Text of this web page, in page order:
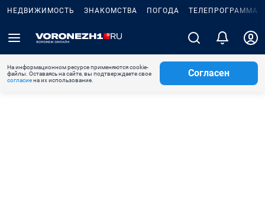
НЕДВИЖИМОСТЬ ЗНАКОМСТВА ПОГОДА ТЕЛЕПРОГРАММА
На информационном ресурсе применяются cookie-
файлы. Оставаясь на сайте, вы подтверждаете свое
согласиена их использование.
Согласен